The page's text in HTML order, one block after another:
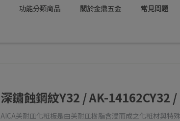
功能分類商品 關於金鼎五金 常見問題
深鏽蝕鋼紋Y32 / AK-14162CY32 /
AICA美耐皿化粧板是由美耐皿樹脂含浸而成之化粧材與特